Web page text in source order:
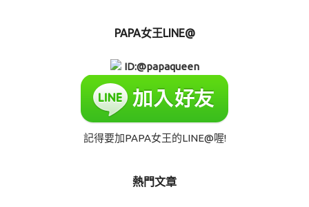
PAPA女王LINE@
ID:@papaqueen
記得要加PAPA女王的LINE@喔!
熱門文章